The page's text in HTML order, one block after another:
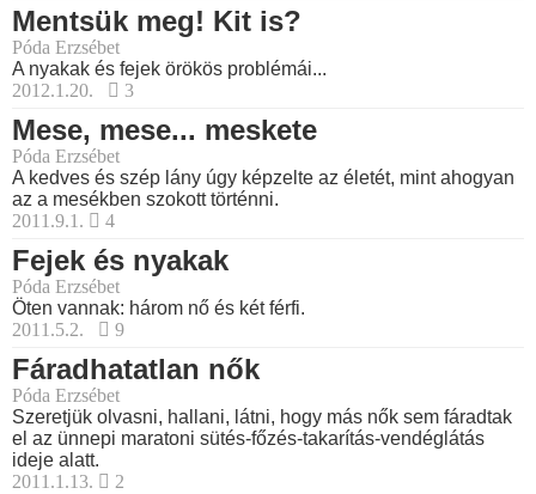
Mentsük meg! Kit is?
Póda Erzsébet
A nyakak és fejek örökös problémái...
2012.1.20.
3
Mese, mese... meskete
Póda Erzsébet
A kedves és szép lány úgy képzelte az életét, mint ahogyan
az a mesékben szokott történni.
2011.9.1.
4
Fejek és nyakak
Póda Erzsébet
Öten vannak: három nő és két férfi.
2011.5.2.
9
Fáradhatatlan nők
Póda Erzsébet
Szeretjük olvasni, hallani, látni, hogy más nők sem fáradtak
el az ünnepi maratoni sütés-főzés-takarítás-vendéglátás
ideje alatt.
2011.1.13.
2